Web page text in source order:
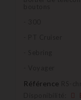
Référence